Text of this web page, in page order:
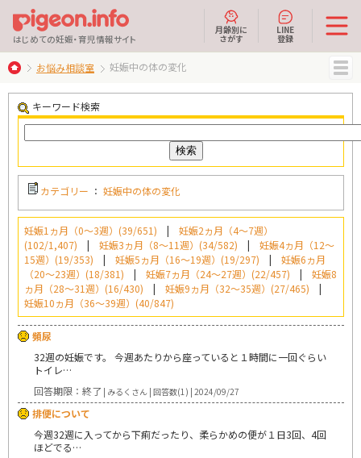
はじめての妊娠・育児情報サイト
月齢別に
さがす
LINE
登録
MENU
お悩み相談室 妊娠中の体の変化
キーワード検索
カテゴリー ： 妊娠中の体の変化
妊娠1ヵ月（0～3週）(39/651) | 妊娠2ヵ月（4～7週）
(102/1,407) | 妊娠3ヵ月（8～11週）(34/582) | 妊娠4ヵ月（12～
15週）(19/353) | 妊娠5ヵ月（16～19週）(19/297) | 妊娠6ヵ月
（20～23週）(18/381) | 妊娠7ヵ月（24～27週）(22/457) | 妊娠8
ヵ月（28～31週）(16/430) | 妊娠9ヵ月（32～35週）(27/465) |
妊娠10ヵ月（36～39週）(40/847)
頻尿
32週の妊娠です。 今週あたりから座っていると１時間に一回ぐらい
トイレ…
回答期限：終了 | みるくさん | 回答数(1) | 2024/09/27
排便について
今週32週に入ってから下痢だったり、柔らかめの便が１日3回、4回
ほどでる…